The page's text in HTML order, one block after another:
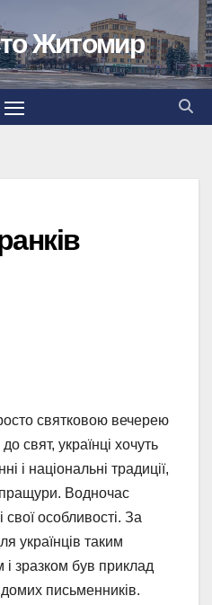
Житомир
святковою вечерею
свят, українці хочуть
і національні традиції,
Водночас
особливості. За
українців таким
зразком був приклад
письменників.